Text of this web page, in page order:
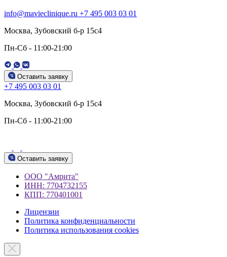
info@mavieclinique.ru +7 495 003 03 01
Москва, Зубовский б-р 15c4
Пн-Сб - 11:00-21:00
Оставить заявку
+7 495 003 03 01
Москва, Зубовский б-р 15c4
Пн-Сб - 11:00-21:00
Оставить заявку
ООО "Амрита"
ИНН: 7704732155
КПП: 770401001
Лицензии
Политика конфиденциальности
Политика использования cookies